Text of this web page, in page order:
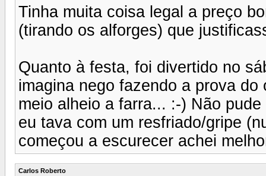
Tinha muita coisa legal a preço
(tirando os alforges) que
Quanto à festa, foi divertido no
imagina nego fazendo a prova
meio alheio a farra... :-) Não
eu tava com um resfriado/gripe
começou a escurecer achei
Carlos Roberto